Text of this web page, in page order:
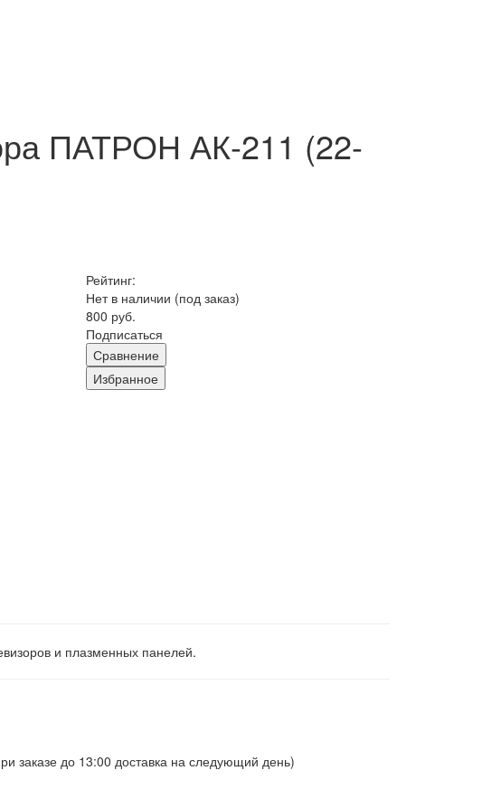
ПАТРОН АК-211 (22-
Рейтинг:
Нет в наличии (под заказ)
800 руб.
Подписаться
Сравнение
Избранное
и плазменных панелей.
заказе до 13:00 доставка на следующий день)